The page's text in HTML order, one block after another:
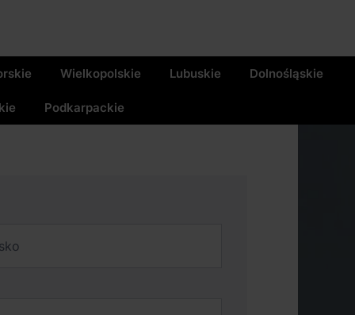
Wielkopolskie Lubuskie Dolnośląskie
Podkarpackie